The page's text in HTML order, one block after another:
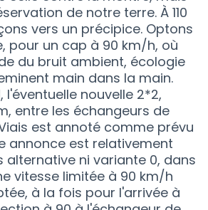
de notre terre. À 110
vers un précipice. Optons
pour un cap à 90 km/h, où
du bruit ambient, écologie
main dans la main.
l'éventuelle nouvelle 2*2,
entre les échangeurs de
est annoté comme prévu
annonce est relativement
alternative ni variante 0, dans
vitesse limitée à 90 km/h
à la fois pour l'arrivée à